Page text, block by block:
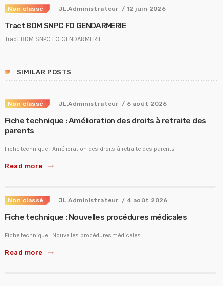
Non classé JL.Administrateur / 12 juin 2026
Tract BDM SNPC FO GENDARMERIE
Tract BDM SNPC FO GENDARMERIE
SIMILAR POSTS
Non classé JL.Administrateur / 6 août 2026
Fiche technique : Amélioration des droits à retraite des
parents
Fiche technique : Amélioration des droits à retraite des parents
Read more trending_flat
Non classé JL.Administrateur / 4 août 2026
Fiche technique : Nouvelles procédures médicales
Fiche technique : Nouvelles procédures médicales
Read more trending_flat